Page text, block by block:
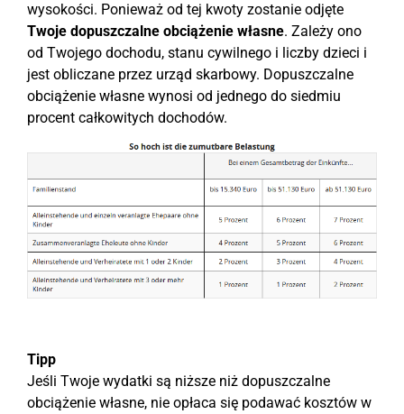
wysokości. Ponieważ od tej kwoty zostanie odjęte
Twoje dopuszczalne obciążenie własne. Zależy ono
od Twojego dochodu, stanu cywilnego i liczby dzieci i
jest obliczane przez urząd skarbowy. Dopuszczalne
obciążenie własne wynosi od jednego do siedmiu
procent całkowitych dochodów.
Tipp
Jeśli Twoje wydatki są niższe niż dopuszczalne
obciążenie własne, nie opłaca się podawać kosztów w